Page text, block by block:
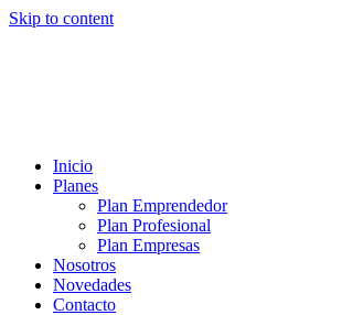
Skip to content
Inicio
Planes
Plan Emprendedor
Plan Profesional
Plan Empresas
Nosotros
Novedades
Contacto